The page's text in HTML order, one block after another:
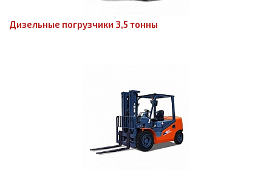
Дизельные погрузчики 3,5 тонны